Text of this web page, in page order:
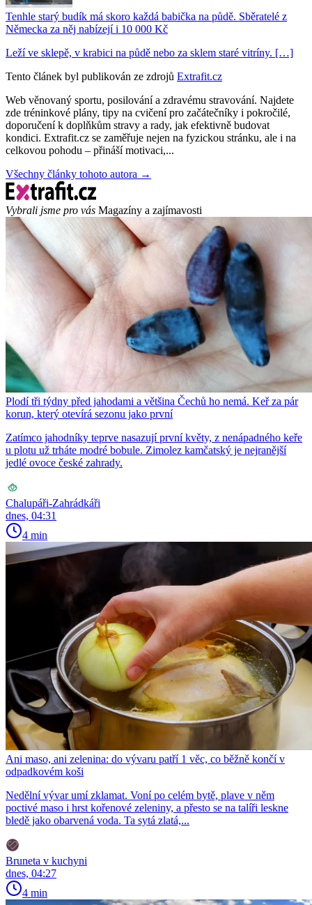
Tenhle starý budík má skoro každá babička na půdě. Sběratelé z
Německa za něj nabízejí i 10 000 Kč
Leží ve sklepě, v krabici na půdě nebo za sklem staré vitríny. […]
Tento článek byl publikován ze zdrojů Extrafit.cz
Web věnovaný sportu, posilování a zdravému stravování. Najdete
zde tréninkové plány, tipy na cvičení pro začátečníky i pokročilé,
doporučení k doplňkům stravy a rady, jak efektivně budovat
kondici. Extrafit.cz se zaměřuje nejen na fyzickou stránku, ale i na
celkovou pohodu – přináší motivaci,...
Všechny články tohoto autora →
Vybrali jsme pro vás Magazíny a zajímavosti
Plodí tři týdny před jahodami a většina Čechů ho nemá. Keř za pár
korun, který otevírá sezonu jako první
Zatímco jahodníky teprve nasazují první květy, z nenápadného keře
u plotu už trháte modré bobule. Zimolez kamčatský je nejranější
jedlé ovoce české zahrady.
Chalupáři-Zahrádkáři
dnes, 04:31
4 min
Ani maso, ani zelenina: do vývaru patří 1 věc, co běžně končí v
odpadkovém koši
Nedělní vývar umí zklamat. Voní po celém bytě, plave v něm
poctivé maso i hrst kořenové zeleniny, a přesto se na talíři leskne
bledě jako obarvená voda. Ta sytá zlatá,...
Bruneta v kuchyni
dnes, 04:27
4 min